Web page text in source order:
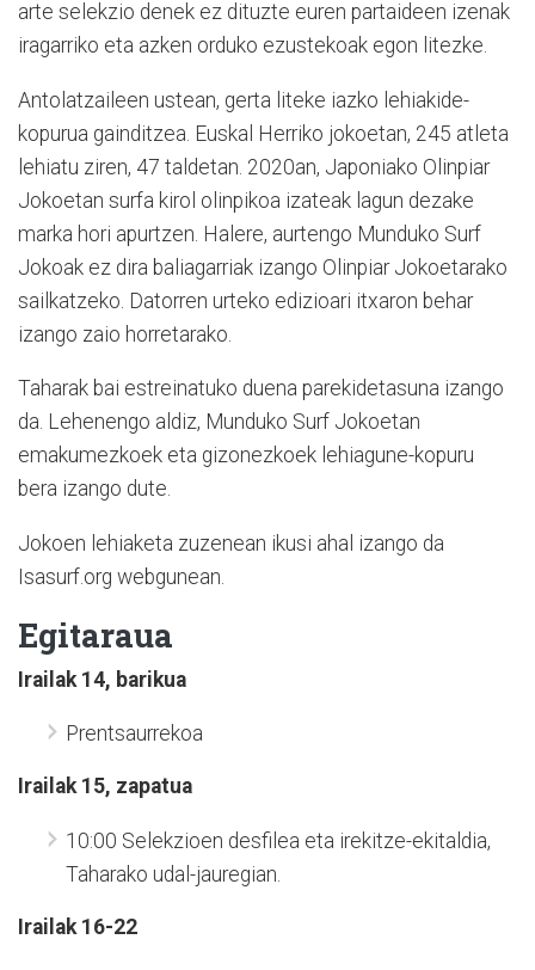
arte selekzio denek ez dituzte euren partaideen izenak
iragarriko eta azken orduko ezustekoak egon litezke.
Antolatzaileen ustean, gerta liteke iazko lehiakide-
kopurua gainditzea. Euskal Herriko jokoetan, 245 atleta
lehiatu ziren, 47 taldetan. 2020an, Japoniako Olinpiar
Jokoetan surfa kirol olinpikoa izateak lagun dezake
marka hori apurtzen. Halere, aurtengo Munduko Surf
Jokoak ez dira baliagarriak izango Olinpiar Jokoetarako
sailkatzeko. Datorren urteko edizioari itxaron behar
izango zaio horretarako.
Taharak bai estreinatuko duena parekidetasuna izango
da. Lehenengo aldiz, Munduko Surf Jokoetan
emakumezkoek eta gizonezkoek lehiagune-kopuru
bera izango dute.
Jokoen lehiaketa zuzenean ikusi ahal izango da
Isasurf.org webgunean.
Egitaraua
Irailak 14, barikua
Prentsaurrekoa
Irailak 15, zapatua
10:00 Selekzioen desfilea eta irekitze-ekitaldia,
Taharako udal-jauregian.
Irailak 16-22